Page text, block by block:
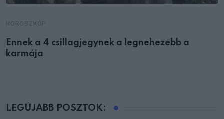
Ennek a 4 csillagjegynek a legnehezebb a
karmája
LEGÚJABB POSZTOK: